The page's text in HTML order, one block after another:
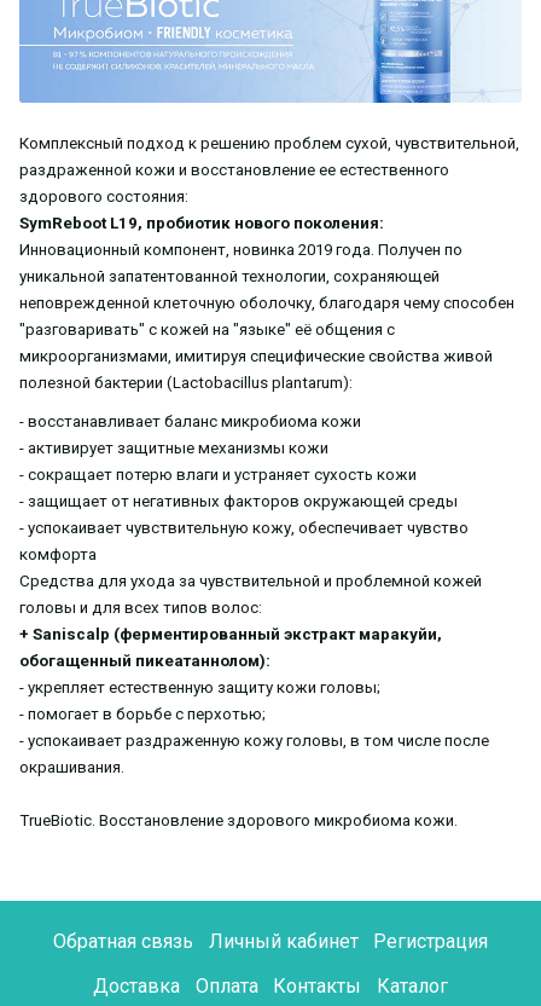
Комплексный подход к решению проблем сухой, чувствительной,
раздраженной кожи и восстановление ее естественного
здорового состояния:
SymReboot L19, пробиотик нового поколения:
Инновационный компонент, новинка 2019 года. Получен по
уникальной запатентованной технологии, сохраняющей
неповрежденной клеточную оболочку, благодаря чему способен
"разговаривать" с кожей на "языке" её общения с
микроорганизмами, имитируя специфические свойства живой
полезной бактерии (Lactobacillus plantarum):
- восстанавливает баланс микробиома кожи
- активирует защитные механизмы кожи
- сокращает потерю влаги и устраняет сухость кожи
- защищает от негативных факторов окружающей среды
- успокаивает чувствительную кожу, обеспечивает чувство
комфорта
Средства для ухода за чувствительной и проблемной кожей
головы и для всех типов волос:
+ Saniscalp (ферментированный экстракт маракуйи,
обогащенный пикеатаннолом):
- укрепляет естественную защиту кожи головы;
- помогает в борьбе с перхотью;
- успокаивает раздраженную кожу головы, в том числе после
окрашивания.
TrueBiotic. Восстановление здорового микробиома кожи.
Обратная связь Личный кабинет
Регистрация
Доставка
Оплата Контакты Каталог